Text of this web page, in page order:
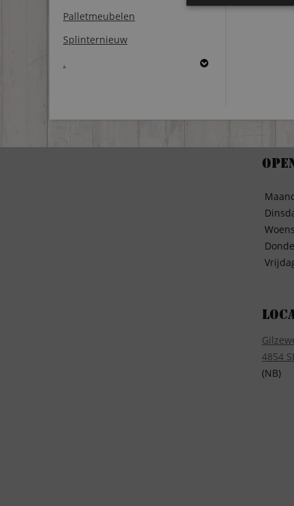
Palletmeubelen
Splinternieuw
.
4854
(NB)